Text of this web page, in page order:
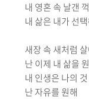
내 영혼 속 날갠
내 삶은 내가 선
새장 속 새처럼
난 이제 내 삶을
내 인생은 나의 것
난 자유를 원해